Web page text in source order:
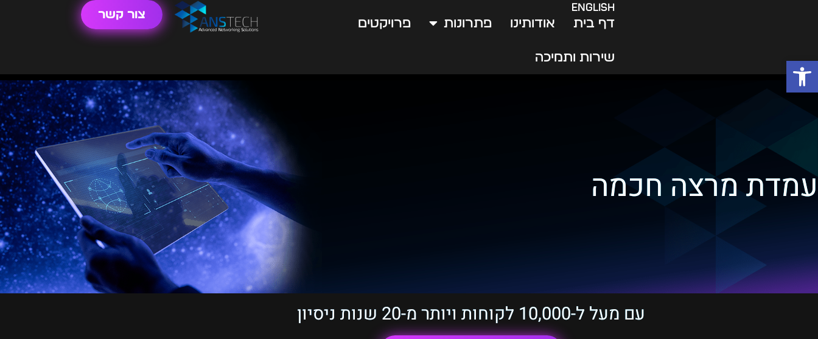
פתח סרגל נגישות
English
דף בית אודותינו פתרונות פרויקטים
שירות ותמיכה
צור קשר
עמדת מרצה חכמה
עם מעל ל-10,000 לקוחות ויותר מ-20 שנות ניסיון